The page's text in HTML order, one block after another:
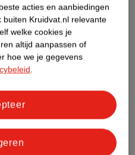
acties en aanbiedingen
Kruidvat.nl relevante
welke cookies je
altijd aanpassen of
hoe we je gegevens
.